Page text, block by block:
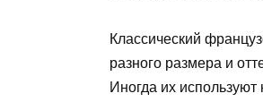
Классический
разного размера и
Иногда их